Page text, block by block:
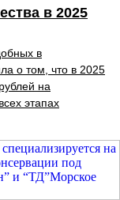
в 2025
в
о том, что в 2025
на
этапах